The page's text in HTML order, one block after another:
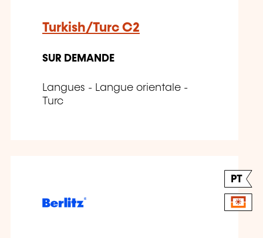
Turkish/Turc C2
SUR DEMANDE
Langues - Langue orientale -
Turc
PT